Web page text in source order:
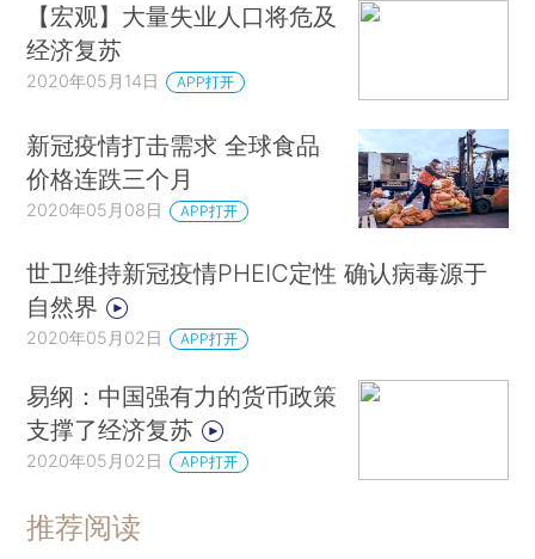
【宏观】大量失业人口将危及
经济复苏
2020年05月14日 APP打开
新冠疫情打击需求 全球食品
价格连跌三个月
2020年05月08日 APP打开
世卫维持新冠疫情PHEIC定性 确认病毒源于
自然界
2020年05月02日 APP打开
易纲：中国强有力的货币政策
支撑了经济复苏
2020年05月02日 APP打开
推荐阅读